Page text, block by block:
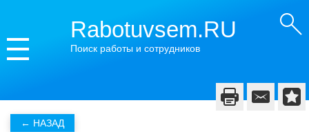
Rabotuvsem.RU
Поиск работы и сотрудников